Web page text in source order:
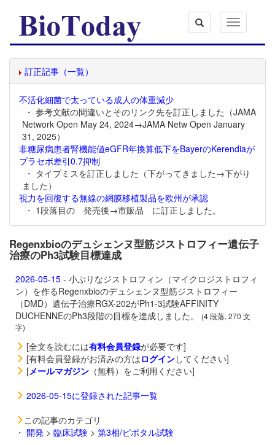
Toggle
navigation
訂正記事（一覧）
不活化細菌で太っている成人の体重減少
・ 参考文献の間違いとそのリンク先を訂正しました（JAMA
Network Open May 24, 2024→JAMA Netw Open January
31, 2025）
非糖尿病患者腎機能値eGFR年換算低下をBayerのKerendiaが
プラセボ差引0.7抑制
・ タイプミスを訂正しました（下がってきました→下がり
ました）
視力を回復する無線の網膜移植製品を欧州が承認
・ 1段落目の 発売後→市販品 に訂正しました。
Regenxbioのデュシェンヌ型筋ジストロフィー遺伝子
治療のPh3試験目標達成
2026-05-15 - 小ぶりなジストロフィン（マイクロジストロフィ
ン）を作るRegenxbioのデュシェンヌ型筋ジストロフィー
（DMD）遺伝子治療RGX-202がPh1-3試験AFFINITY
DUCHENNEのPh3段階の目標を達成しました。
(4 段落, 270 文
字)
[全文を読むには有料会員登録が必要です]
[有料会員登録がお済みの方はログインしてください]
[メールマガジン （無料）をご利用ください]
2026-05-15に登録された記事一覧
この記事のカテゴリ
・ 開発 > 臨床試験 > 第3相/ピボタル試験